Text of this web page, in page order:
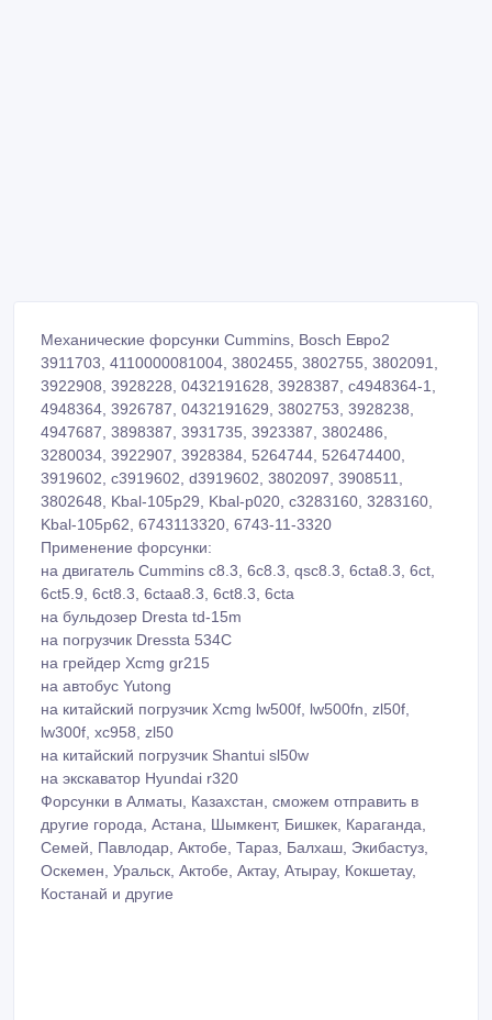
Механические форсунки Cummins, Bosch Евро2
3911703, 4110000081004, 3802455, 3802755, 3802091,
3922908, 3928228, 0432191628, 3928387, c4948364-1,
4948364, 3926787, 0432191629, 3802753, 3928238,
4947687, 3898387, 3931735, 3923387, 3802486,
3280034, 3922907, 3928384, 5264744, 526474400,
3919602, c3919602, d3919602, 3802097, 3908511,
3802648, Kbal-105p29, Kbal-p020, c3283160, 3283160,
Kbal-105p62, 6743113320, 6743-11-3320
Применение форсунки:
на двигатель Cummins c8.3, 6c8.3, qsc8.3, 6cta8.3, 6ct,
6ct5.9, 6ct8.3, 6ctaa8.3, 6ct8.3, 6cta
на бульдозер Dresta td-15m
на погрузчик Dressta 534C
на грейдер Xcmg gr215
на автобус Yutong
на китайский погрузчик Xcmg lw500f, lw500fn, zl50f,
lw300f, xc958, zl50
на китайский погрузчик Shantui sl50w
на экскаватор Hyundai r320
Форсунки в Алматы, Казахстан, сможем отправить в
другие города, Астана, Шымкент, Бишкек, Караганда,
Семей, Павлодар, Актобе, Тараз, Балхаш, Экибастуз,
Оскемен, Уральск, Актобе, Актау, Атырау, Кокшетау,
Костанай и другие